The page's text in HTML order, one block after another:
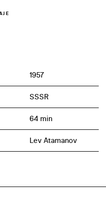
1957
SSSR
64 min
Lev Atamanov